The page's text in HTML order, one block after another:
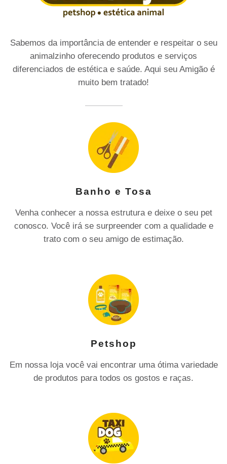
Sabemos da importância de entender e respeitar o seu
animalzinho oferecendo produtos e serviços
diferenciados de estética e saúde. Aqui seu Amigão é
muito bem tratado!
Banho e Tosa
Venha conhecer a nossa estrutura e deixe o seu pet
conosco. Você irá se surpreender com a qualidade e
trato com o seu amigo de estimação.
Petshop
Em nossa loja você vai encontrar uma ótima variedade
de produtos para todos os gostos e raças.